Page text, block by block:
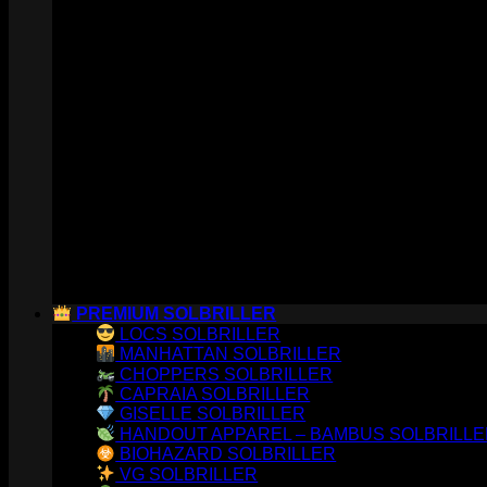
PREMIUM SOLBRILLER
LOCS SOLBRILLER
MANHATTAN SOLBRILLER
CHOPPERS SOLBRILLER
CAPRAIA SOLBRILLER
GISELLE SOLBRILLER
HANDOUT APPAREL – BAMBUS
BIOHAZARD SOLBRILLER
VG SOLBRILLER